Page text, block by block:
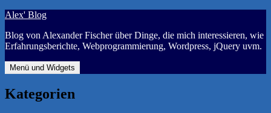
Zum
springen
Alex' Blog
Blog von Alexander Fischer über Dinge, die mich interessieren, wie
Erfahrungsberichte, Webprogrammierung, Wordpress, jQuery uvm.
Menü und Widgets
Kategorien